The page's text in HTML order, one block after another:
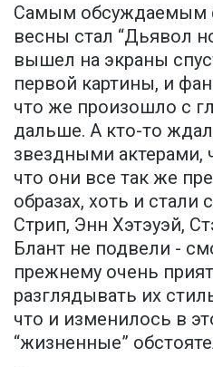
Самым обсуждаемым
весны стал “Дьявол
вышел на экраны
первой картины, и
что же произошло с
дальше. А кто-то
звездными актерами,
что они все так же
образах, хоть и стали
Стрип, Энн Хэтэуэй,
Блант не подвели -
прежнему очень
разглядывать их
что и изменилось в
“жизненные”